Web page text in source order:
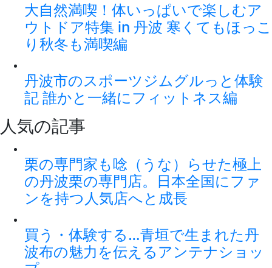
大自然満喫！体いっぱいで楽しむア
ウトドア特集 in 丹波 寒くてもほっこ
り秋冬も満喫編
丹波市のスポーツジムグルっと体験
記 誰かと一緒にフィットネス編
人気の記事
栗の専門家も唸（うな）らせた極上
の丹波栗の専門店。日本全国にファ
ンを持つ人気店へと成長
買う・体験する…青垣で生まれた丹
波布の魅力を伝えるアンテナショッ